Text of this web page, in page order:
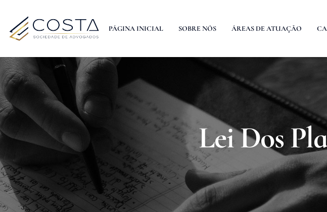
PÁGINA INICIAL SOBRE NÓS ÁREAS DE ATUAÇÃO
Lei Dos